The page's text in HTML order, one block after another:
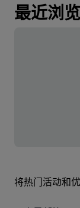
最近浏览
将热门活动和